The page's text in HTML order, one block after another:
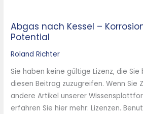
Abgas nach Kessel –
Potential
Roland Richter
Sie haben keine gültige Lizenz, die
diesen Beitrag zuzugreifen. Wenn Sie
andere Artikel unserer
erfahren Sie hier mehr: Lizenzen.